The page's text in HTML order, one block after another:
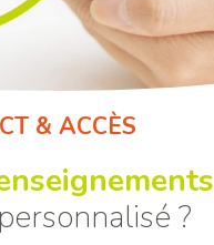
& ACCÈS
?